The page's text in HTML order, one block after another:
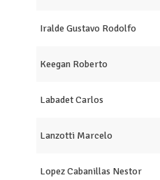
Iralde Gustavo Rodolfo
Keegan Roberto
Labadet Carlos
Lanzotti Marcelo
Lopez Cabanillas Nestor